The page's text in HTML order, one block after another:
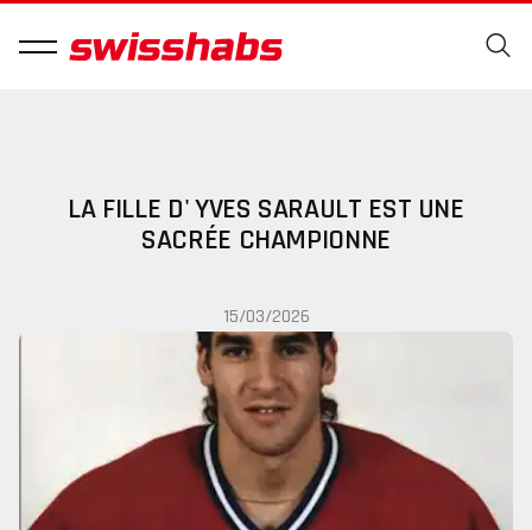
LA FILLE D' YVES SARAULT EST UNE
SACRÉE CHAMPIONNE
15/03/2026